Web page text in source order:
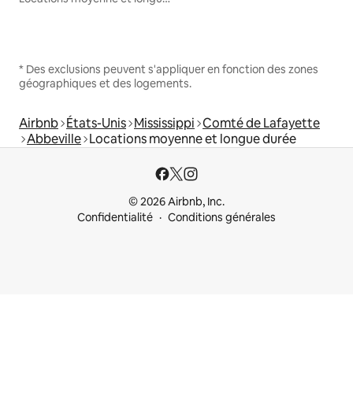
* Des exclusions peuvent s'appliquer en fonction des zones
géographiques et des logements.
Airbnb États-Unis Mississippi Comté de Lafayette
Abbeville Locations moyenne et longue durée
© 2026 Airbnb, Inc.
Confidentialité
Conditions générales